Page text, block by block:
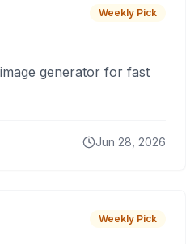
Weekly Pick
generator for fast
Jun 28, 2026
Weekly Pick